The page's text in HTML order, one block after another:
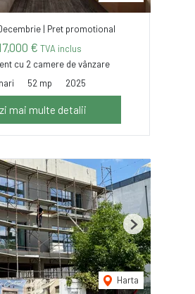
| Pret promotional
€ TVA inclus
cu 2 camere de vânzare
52 mp 2025
mai multe detalii
Harta
Next